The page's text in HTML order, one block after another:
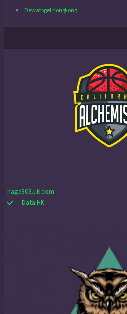
Dewatogel hongkong
naga303.uk.com
Data HK